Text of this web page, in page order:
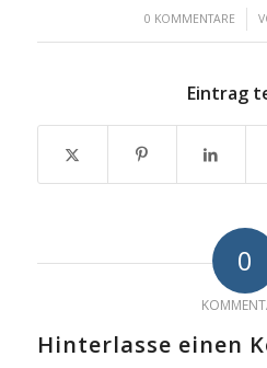
0 KOMMENTARE
/
Eintrag
0
Hinterlasse einen